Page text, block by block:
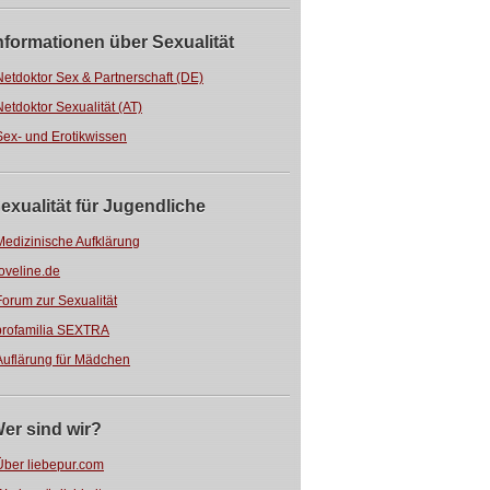
über Sexualität
Sex & Partnerschaft (DE)
Sexualität (AT)
und Erotikwissen
für Jugendliche
Aufklärung
zur Sexualität
SEXTRA
für Mädchen
sind wir?
liebepur.com